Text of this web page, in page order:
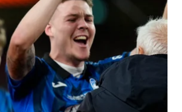
м’ячами
«фармацевтів» на 12-й, 26-й
виграла єврокубок.